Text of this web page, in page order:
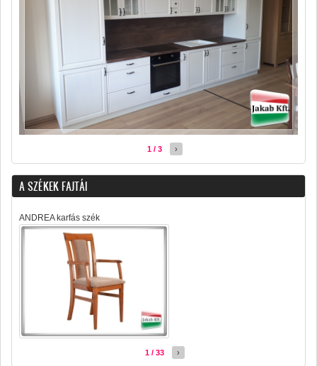
1 / 3 ›
A SZÉKEK FAJTÁI
ANDREA karfás szék
1 / 33 ›